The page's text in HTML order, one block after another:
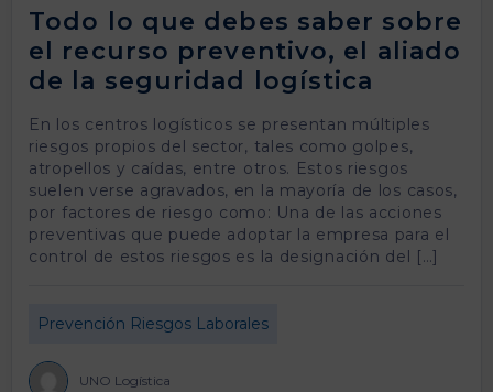
Todo lo que debes saber sobre
el recurso preventivo, el aliado
de la seguridad logística
En los centros logísticos se presentan múltiples
riesgos propios del sector, tales como golpes,
atropellos y caídas, entre otros. Estos riesgos
suelen verse agravados, en la mayoría de los casos,
por factores de riesgo como: Una de las acciones
preventivas que puede adoptar la empresa para el
control de estos riesgos es la designación del […]
Prevención Riesgos Laborales
UNO Logística